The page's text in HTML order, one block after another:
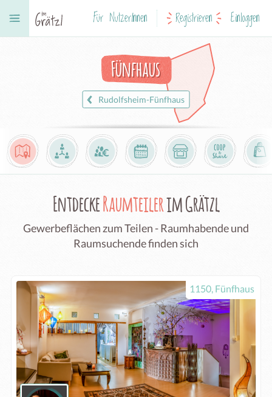
Für NutzerInnen Registrieren Einloggen
Fünfhaus
Rudolfsheim-Fünfhaus
EntdeckeRaumteilerim Grätzl
Gewerbeflächen zum Teilen - Raumhabende und
Raumsuchende finden sich
1150, Fünfhaus